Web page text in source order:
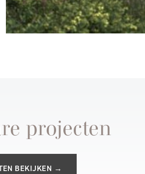
projecten
BEKIJKEN →